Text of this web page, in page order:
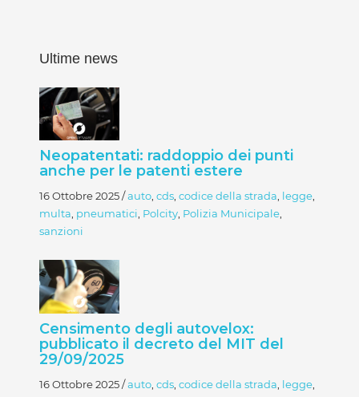
Ultime news
Neopatentati: raddoppio dei punti
anche per le patenti estere
16 Ottobre 2025/auto, cds, codice della strada, legge,
multa, pneumatici, Polcity, Polizia Municipale,
sanzioni
Censimento degli autovelox:
pubblicato il decreto del MIT del
29/09/2025
16 Ottobre 2025/auto, cds, codice della strada, legge,